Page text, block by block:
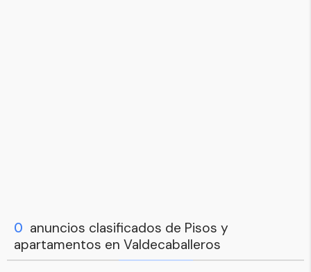
0 anuncios clasificados de Pisos y
apartamentos en Valdecaballeros